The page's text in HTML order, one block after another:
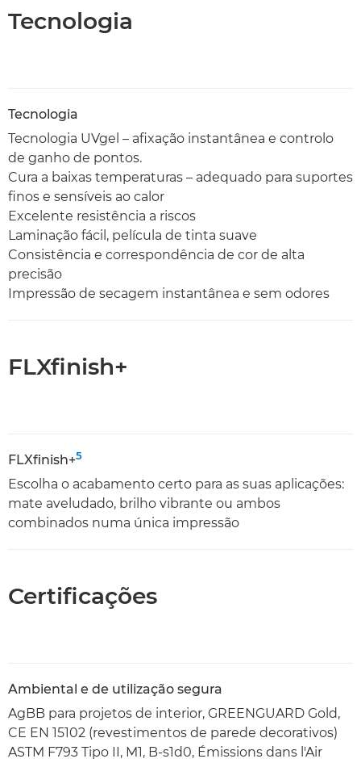
Tecnologia
Tecnologia
Tecnologia UVgel – afixação instantânea e controlo
de ganho de pontos.
Cura a baixas temperaturas – adequado para suportes
finos e sensíveis ao calor
Excelente resistência a riscos
Laminação fácil, película de tinta suave
Consistência e correspondência de cor de alta
precisão
Impressão de secagem instantânea e sem odores
FLXfinish+
FLXfinish+5
Escolha o acabamento certo para as suas aplicações:
mate aveludado, brilho vibrante ou ambos
combinados numa única impressão
Certificações
Ambiental e de utilização segura
AgBB para projetos de interior, GREENGUARD Gold,
CE EN 15102 (revestimentos de parede decorativos)
ASTM F793 Tipo II, M1, B-s1d0, Émissions dans l'Air